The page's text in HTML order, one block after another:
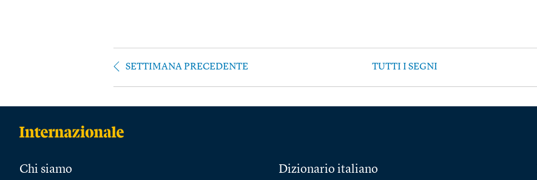
SETTIMANA PRECEDENTE TUTTI I SEGNI
Chi siamo Dizionario italiano